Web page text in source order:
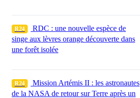
R24
RDC : une nouvelle espèce de
singe aux lèvres orange découverte dans
une forêt isolée
R24
Mission Artémis II : les astronautes
de la NASA de retour sur Terre après un